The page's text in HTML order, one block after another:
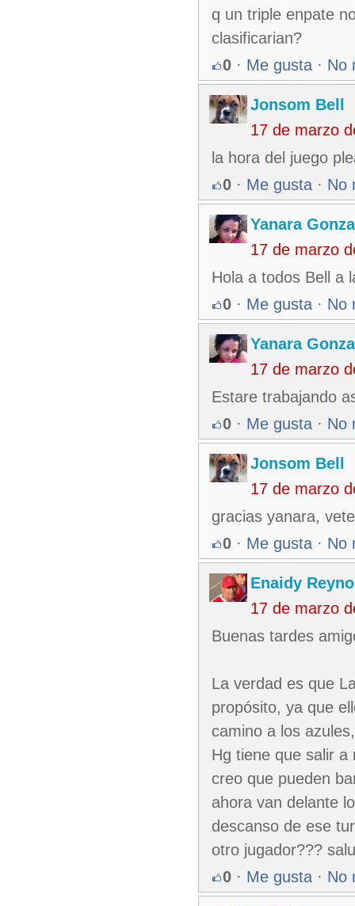
q un triple enpate
clasificarian?
0 · Me gusta · No
Jonsom Bell
17 de marzo
la hora del juego
0 · Me gusta · No
Yanara
17 de marzo
Hola a todos Bell a
0 · Me gusta · No
Yanara
17 de marzo
Estare trabajando
0 · Me gusta · No
Jonsom Bell
17 de marzo
gracias yanara,
0 · Me gusta · No
Enaidy
17 de marzo
Buenas tardes
La verdad es que
propósito, ya que
camino a los
Hg tiene que salir
creo que pueden
ahora van delante
descanso de ese
otro jugador???
0 · Me gusta · No